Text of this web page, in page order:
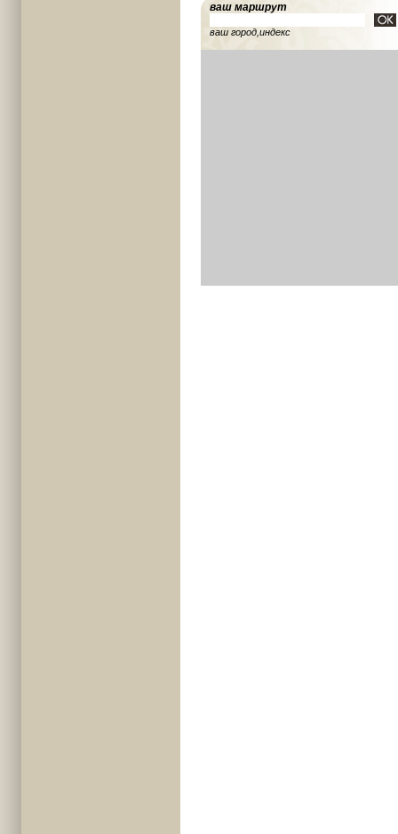
ваш маршрут
ваш город,индекс